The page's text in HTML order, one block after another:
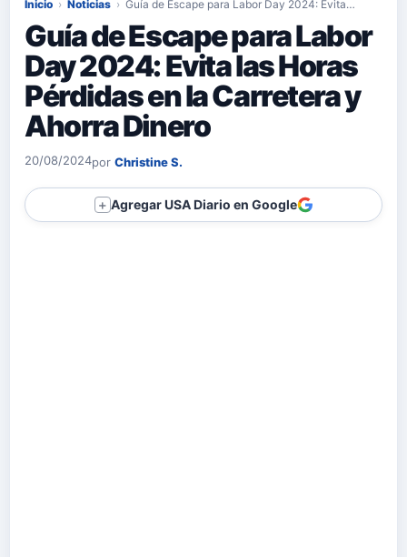
Inicio › Noticias › Guía de Escape para Labor Day 2024: Evita…
Guía de Escape para Labor
Day 2024: Evita las Horas
Pérdidas en la Carretera y
Ahorra Dinero
20/08/2024por Christine S.
＋ Agregar USA Diario en Google